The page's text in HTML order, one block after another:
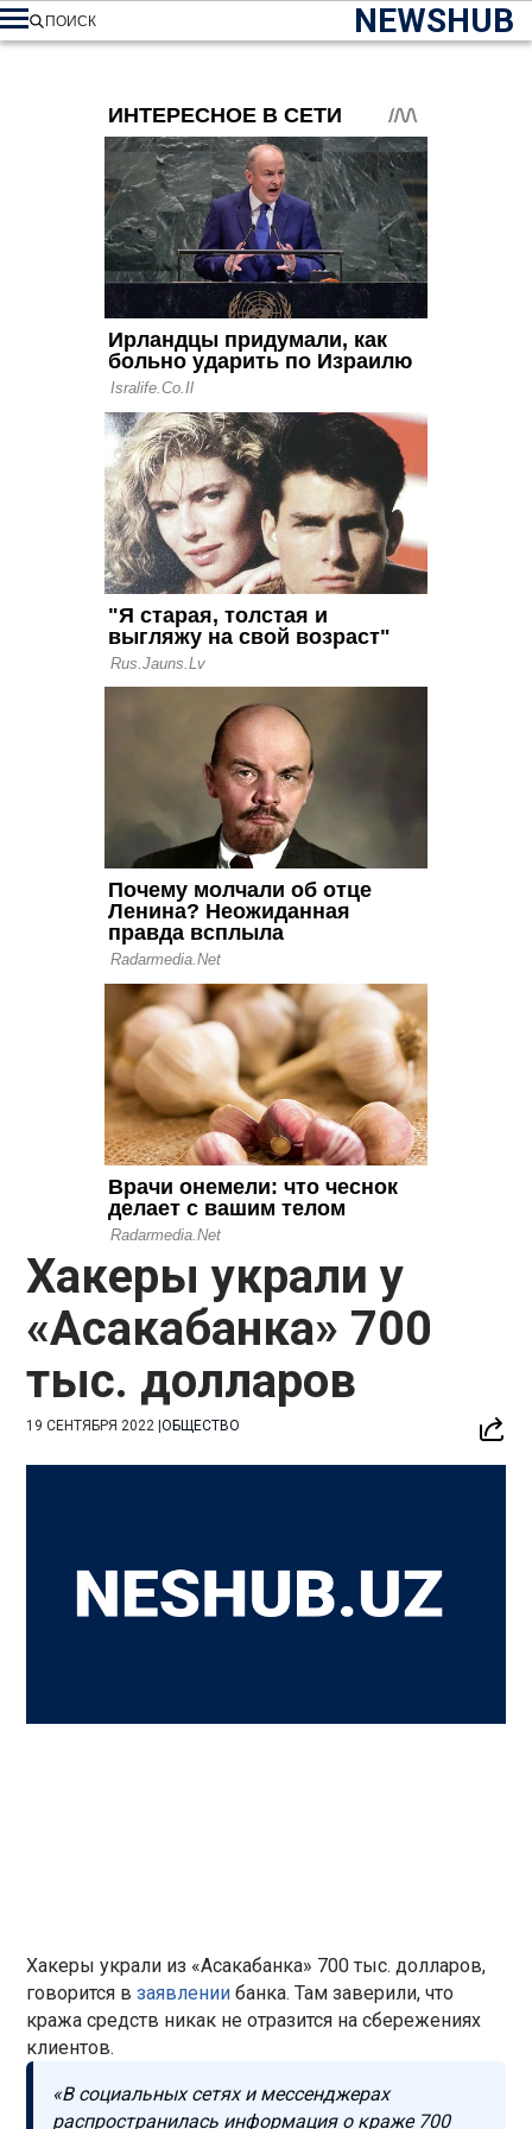
NEWSHUB
ПОИСК
Хакеры украли у
«Асакабанка» 700
тыс. долларов
19 СЕНТЯБРЯ 2022 |ОБЩЕСТВО
Хакеры украли из «Асакабанка» 700 тыс. долларов,
говорится взаявлениибанка. Там заверили, что
кража средств никак не отразится на сбережениях
клиентов.
«В социальных сетях и мессенджерах
распространилась информация о краже 700